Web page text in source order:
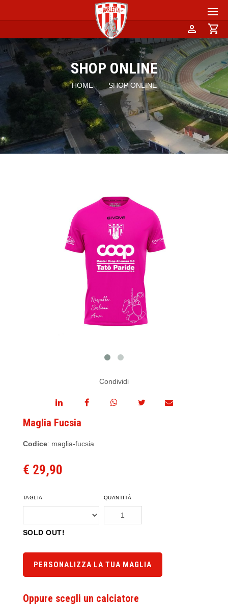
person shopping_cart
SHOP ONLINE
HOME SHOP ONLINE
Condividi
Maglia Fucsia
Codice: maglia-fucsia
€ 29,90
TAGLIA QUANTITÀ
SOLD OUT!
PERSONALIZZA LA TUA MAGLIA
Oppure scegli un calciatore